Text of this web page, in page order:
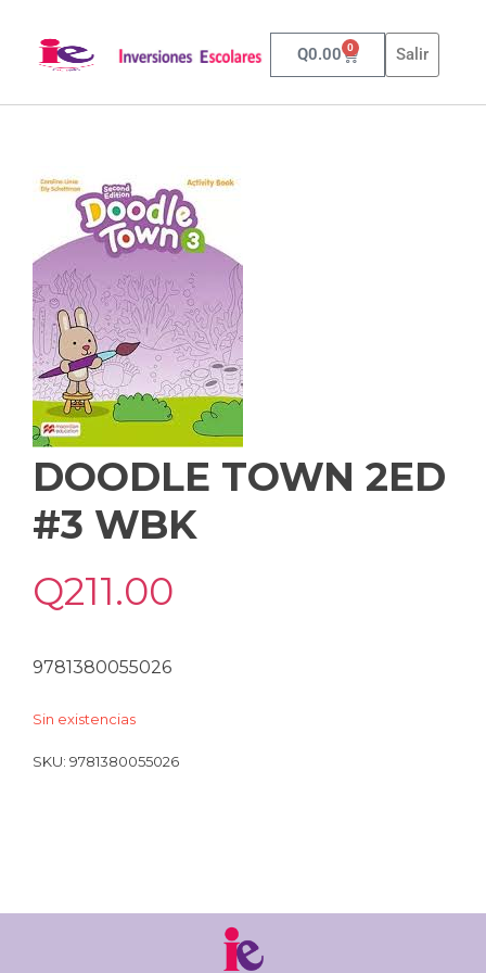
Q0.00 0 Salir
DOODLE TOWN 2ED
#3 WBK
Q211.00
9781380055026
Sin existencias
SKU: 9781380055026